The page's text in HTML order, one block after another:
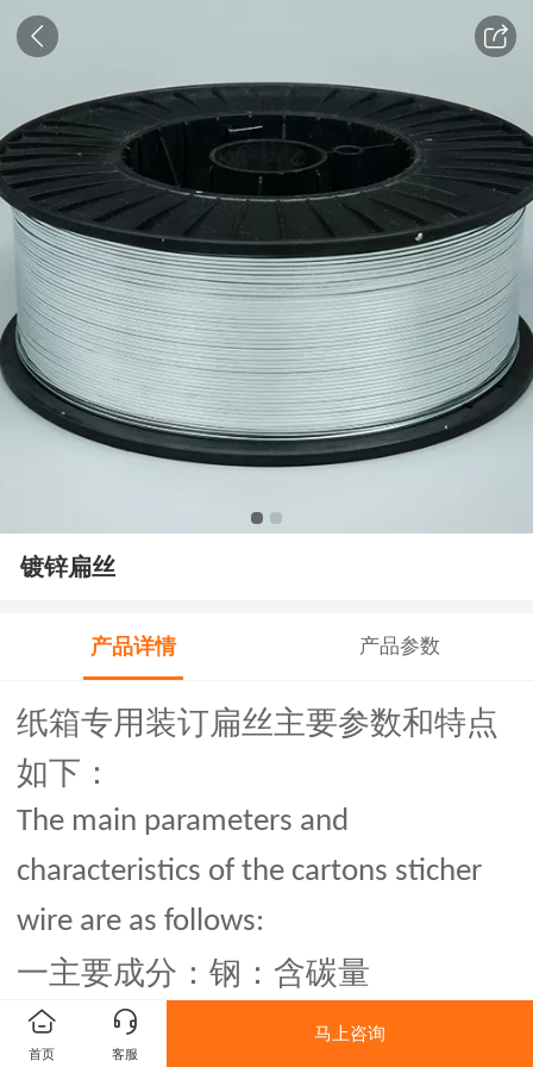
镀锌扁丝
产品详情 产品参数
纸箱专用装订扁丝主要参数和特点
如下：
The main parameters and
characteristics of the cartons sticher
wire are as follows:
一主要成分：钢：含碳量
0.06%-0.1% 。其原材料采用进口
首页 客服
马上咨询